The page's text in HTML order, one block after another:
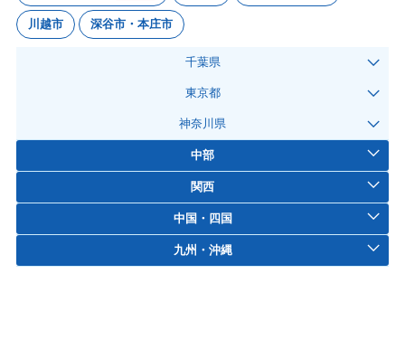
川越市 深谷市・本庄市
千葉県
東京都
神奈川県
中部
関西
中国・四国
九州・沖縄